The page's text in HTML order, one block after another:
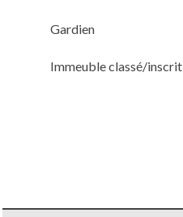
Gardien
Immeuble classé/inscrit